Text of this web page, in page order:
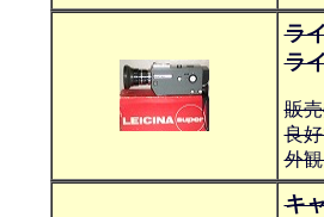
ラ
ラ
販
良
外
キ